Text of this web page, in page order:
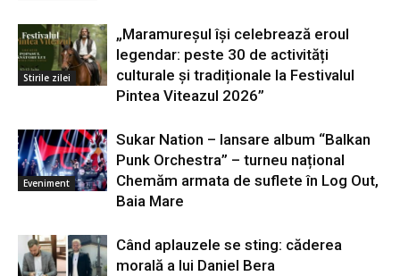
Stirile zilei
„Maramureșul își celebrează eroul
legendar: peste 30 de activități
culturale și tradiționale la Festivalul
Pintea Viteazul 2026”
Eveniment
Sukar Nation – lansare album “Balkan
Punk Orchestra” – turneu național
Chemăm armata de suflete în Log Out,
Baia Mare
Când aplauzele se sting: căderea
morală a lui Daniel Bera